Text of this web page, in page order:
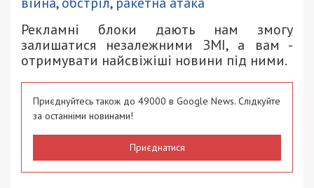
Рекламні блоки дають нам змогу
залишатися незалежними ЗМІ, а вам -
отримувати найсвіжіші новини під ними.
Приєднуйтесь також до 49000 в Google News. Слідкуйте
за останніми новинами!
Приєднатися